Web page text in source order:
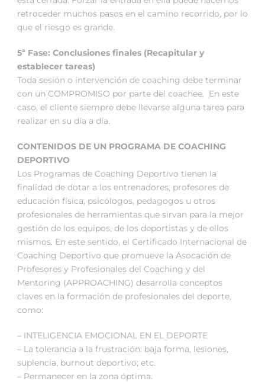
retroceder muchos pasos en el camino recorrido, por lo
que el riesgo es grande.
5ª Fase: Conclusiones finales (Recapitular y
establecer tareas)
Toda sesión o intervención de coaching debe terminar
con un COMPROMISO por parte del coachee. En este
caso, el cliente siempre debe llevarse alguna tarea para
realizar en su día a día.
CONTENIDOS DE UN PROGRAMA DE COACHING
DEPORTIVO
Los Programas de Coaching Deportivo tienen la
finalidad de dotar a los entrenadores, profesores de
educación física, psicólogos, pedagogos u otros
profesionales de herramientas que sirvan para la mejor
gestión de los equipos, de los deportistas y de ellos
mismos. En este sentido, el Certificado Internacional de
Coaching Deportivo que promueve la Asocación de
Profesores y Profesionales del Coaching y del
Mentoring (APPROACHING) desarrolla conceptos
claves en la formación de profesionales del deporte,
como:
– INTELIGENCIA EMOCIONAL EN EL DEPORTE
– La tolerancia a la frustración: baja forma, lesiones,
suplencia, burnout deportivo; etc.
– Permanecer en la zona óptima.